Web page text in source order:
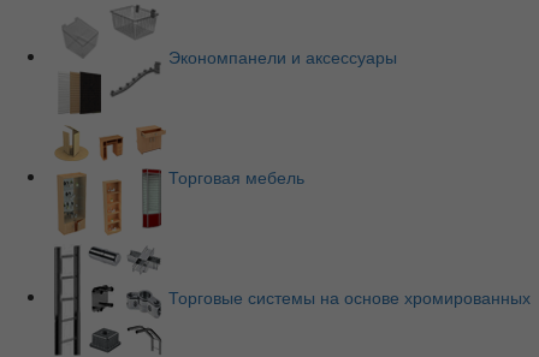
Экономпанели и аксессуары
Торговая мебель
Торговые системы на основе хромированных